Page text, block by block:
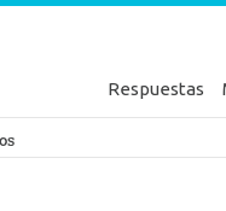
Respuestas
Génesis